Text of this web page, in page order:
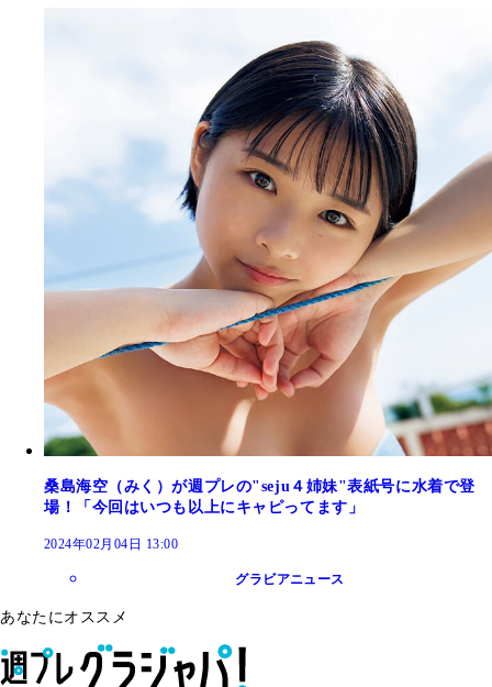
桑島海空（みく）が週プレの"seju４姉妹"表紙号に水着で登
場！「今回はいつも以上にキャピってます」
2024年02月04日 13:00
グラビアニュース
あなたにオススメ